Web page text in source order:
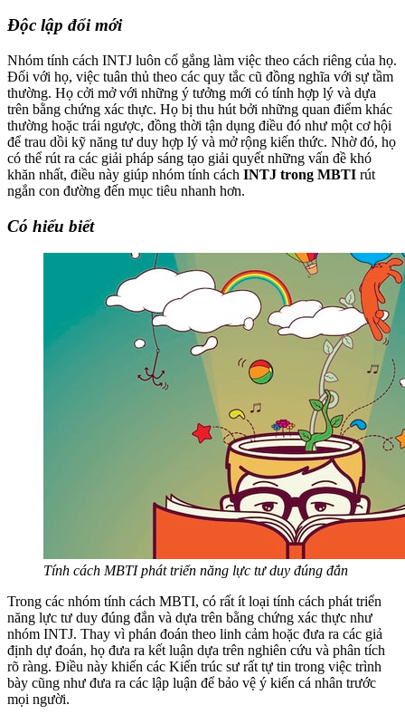
Độc lập đổi mới
Nhóm tính cách INTJ luôn cố gắng làm việc theo cách riêng của họ.
Đối với họ, việc tuân thủ theo các quy tắc cũ đồng nghĩa với sự tầm
thường. Họ cởi mở với những ý tưởng mới có tính hợp lý và dựa
trên bằng chứng xác thực. Họ bị thu hút bởi những quan điểm khác
thường hoặc trái ngược, đồng thời tận dụng điều đó như một cơ hội
để trau dồi kỹ năng tư duy hợp lý và mở rộng kiến ​​thức. Nhờ đó, họ
có thể rút ra các giải pháp sáng tạo giải quyết những vấn đề khó
khăn nhất, điều này giúp nhóm tính cách INTJ trong MBTI rút
ngắn con đường đến mục tiêu nhanh hơn.
Có hiểu biết
Tính cách MBTI phát triển năng lực tư duy đúng đắn
Trong các nhóm tính cách MBTI, có rất ít loại tính cách phát triển
năng lực tư duy đúng đắn và dựa trên bằng chứng xác thực như
nhóm INTJ. Thay vì phán đoán theo linh cảm hoặc đưa ra các giả
định dự đoán, họ đưa ra kết luận dựa trên nghiên cứu và phân tích
rõ ràng. Điều này khiến các Kiến trúc sư rất tự tin trong việc trình
bày cũng như đưa ra các lập luận để bảo vệ ý kiến cá nhân trước
mọi người.